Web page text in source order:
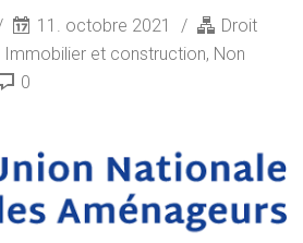
11. octobre 2021
Droit
Immobilier et construction, Non
0